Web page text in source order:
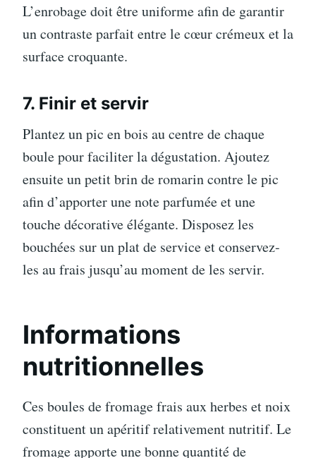
L’enrobage doit être uniforme afin de garantir
un contraste parfait entre le cœur crémeux et la
surface croquante.
7. Finir et servir
Plantez un pic en bois au centre de chaque
boule pour faciliter la dégustation. Ajoutez
ensuite un petit brin de romarin contre le pic
afin d’apporter une note parfumée et une
touche décorative élégante. Disposez les
bouchées sur un plat de service et conservez-
les au frais jusqu’au moment de les servir.
Informations
nutritionnelles
Ces boules de fromage frais aux herbes et noix
constituent un apéritif relativement nutritif. Le
fromage apporte une bonne quantité de